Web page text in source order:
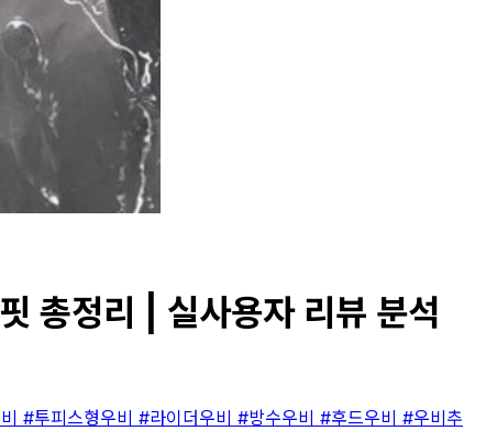
총정리 | 실사용자 리뷰 분석
#투피스형우비 #라이더우비 #방수우비 #후드우비 #우비추